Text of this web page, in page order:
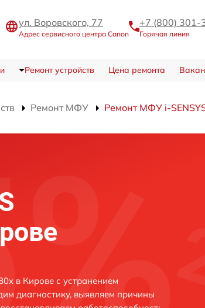
ул. Воровского, 77
Адрес сервисного центра Canon
+7 (800) 301-
Горячая линия
Ремонт устройств Цена ремонта
Ремонт МФУ Ремонт МФУ i-
в Кирове с устранением
диагностику, выявляем причины